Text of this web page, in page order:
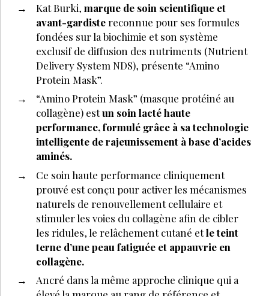
Kat Burki, marque de soin scientifique et
avant-gardiste reconnue pour ses formules
fondées sur la biochimie et son système
exclusif de diffusion des nutriments (Nutrient
Delivery System NDS), présente “Amino
Protein Mask”.
“Amino Protein Mask” (masque protéiné au
collagène) estun soin lacté haute
performance, formulé grâce à sa technologie
intelligente de rajeunissement à base d’acides
aminés.
Ce soin haute performance cliniquement
prouvé est conçu pour activer les mécanismes
naturels de renouvellement cellulaire et
stimuler les voies du collagène afin de cibler
les ridules, le relâchement cutané etle teint
terne d’une peau fatiguée et appauvrie en
collagène.
Ancré dans la même approche clinique qui a